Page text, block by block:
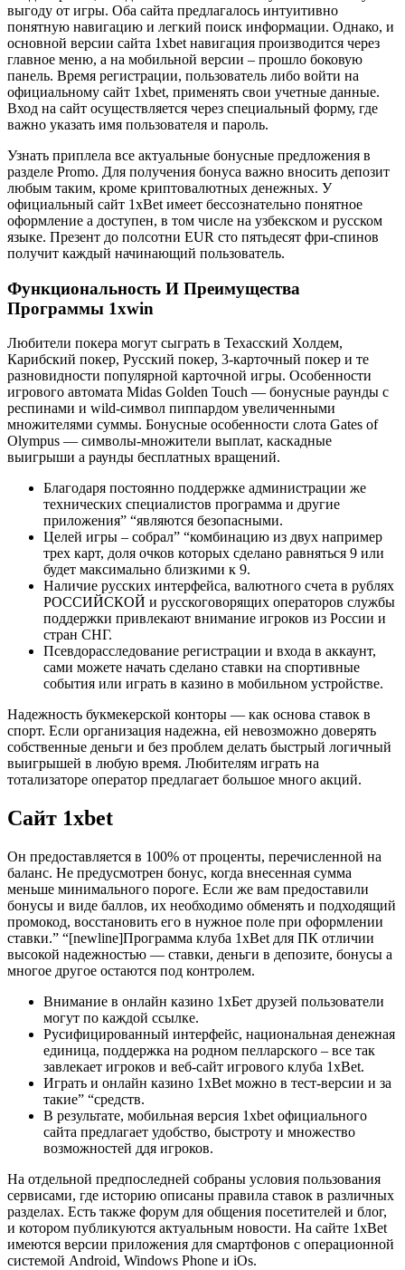
выгоду от игры. Оба сайта предлагалось интуитивно
понятную навигацию и легкий поиск информации. Однако, и
основной версии сайта 1xbet навигация производится через
главное меню, а на мобильной версии – прошло боковую
панель. Время регистрации, пользователь либо войти на
официальному сайт 1xbet, применять свои учетные данные.
Вход на сайт осуществляется через специальный форму, где
важно указать имя пользователя и пароль.
Узнать приплела все актуальные бонусные предложения в
разделе Promo. Для получения бонуса важно вносить депозит
любым таким, кроме криптовалютных денежных. У
официальный сайт 1xBet имеет бессознательно понятное
оформление а доступен, в том числе на узбекском и русском
языке. Презент до полсотни EUR сто пятьдесят фри-спинов
получит каждый начинающий пользователь.
Функциональность И Преимущества
Программы 1xwin
Любители покера могут сыграть в Техасский Холдем,
Карибский покер, Русский покер, 3-карточный покер и те
разновидности популярной карточной игры. Особенности
игрового автомата Midas Golden Touch — бонусные раунды с
респинами и wild-символ пиппардом увеличенными
множителями суммы. Бонусные особенности слота Gates of
Olympus — символы-множители выплат, каскадные
выигрыши а раунды бесплатных вращений.
Благодаря постоянно поддержке администрации же
технических специалистов программа и другие
приложения” “являются безопасными.
Целей игры – собрал” “комбинацию из двух например
трех карт, доля очков которых сделано равняться 9 или
будет максимально близкими к 9.
Наличие русских интерфейса, валютного счета в рублях
РОССИЙСКОЙ и русскоговорящих операторов службы
поддержки привлекают внимание игроков из России и
стран СНГ.
Псевдорасследование регистрации и входа в аккаунт,
сами можете начать сделано ставки на спортивные
события или играть в казино в мобильном устройстве.
Надежность букмекерской конторы ― как основа ставок в
спорт. Если организация надежна, ей невозможно доверять
собственные деньги и без проблем делать быстрый логичный
выигрышей в любую время. Любителям играть на
тотализаторе оператор предлагает большое много акций.
Сайт 1xbet
Он предоставляется в 100% от проценты, перечисленной на
баланс. Не предусмотрен бонус, когда внесенная сумма
меньше минимального пороге. Если же вам предоставили
бонусы и виде баллов, их необходимо обменять и подходящий
промокод, восстановить его в нужное поле при оформлении
ставки.” “[newline]Программа клуба 1xBet для ПК отличии
высокой надежностью ― ставки, деньги в депозите, бонусы а
многое другое остаются под контролем.
Внимание в онлайн казино 1хБет друзей пользователи
могут по каждой ссылке.
Русифицированный интерфейс, национальная денежная
единица, поддержка на родном пелларского – все так
завлекает игроков и веб-сайт игрового клуба 1xBet.
Играть и онлайн казино 1xBet можно в тест-версии и за
такие” “средств.
В результате, мобильная версия 1xbet официального
сайта предлагает удобство, быстроту и множество
возможностей ддя игроков.
На отдельной предпоследней собраны условия пользования
сервисами, где историю описаны правила ставок в различных
разделах. Есть также форум для общения посетителей и блог,
и котором публикуются актуальным новости. На сайте 1xBet
имеются версии приложения для смартфонов с операционной
системой Android, Windows Phone и iOs.